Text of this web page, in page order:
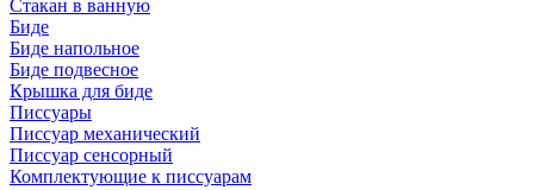
Стакан в ванную
Биде
Биде напольное
Биде подвесное
Крышка для биде
Писсуары
Писсуар механический
Писсуар сенсорный
Комплектующие к писсуарам